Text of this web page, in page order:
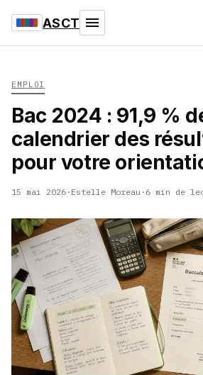
ASCT
EMPLOI
Bac 2024 : 91,9 %
calendrier des
pour votre
15 mai 2026 · Estelle Moreau · 6 min de